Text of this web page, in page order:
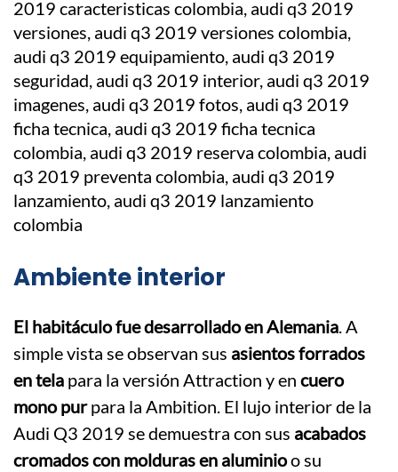
Ambiente interior
El habitáculo fue desarrollado en Alemania. A
simple vista se observan sus asientos forrados
en tela para la versión Attraction y en cuero
mono purpara la Ambition. El lujo interior de la
Audi Q3 2019 se demuestra con sus acabados
cromados con molduras en aluminioo su